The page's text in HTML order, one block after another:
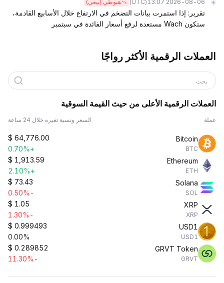
2026-08-06 13:07
(UTC) هبوطي (بيعي)
تقرير: إذا استمرت بيانات التضخم في الارتفاع خلال الأسابيع القادمة،
ستكون Wach مستعدة لرفع أسعار الفائدة في سبتمبر
العملات الرقمية الأكثر رواجًا
بحث
العملات الرقمية الأعلى من حيث القيمة السوقية
عملة السعر ونسبة تغيره خلال 24 ساعة
Bitcoin
BTC
$ 64,776.00
+0.70%
Ethereum
ETH
$ 1,913.59
+2.10%
Solana
SOL
$ 73.43
-0.50%
XRP
XRP
$ 1.05
-1.30%
USD1
USD1
$ 0.999493
0.00%
GRVT Token
GRVT
$ 0.289852
-11.30%